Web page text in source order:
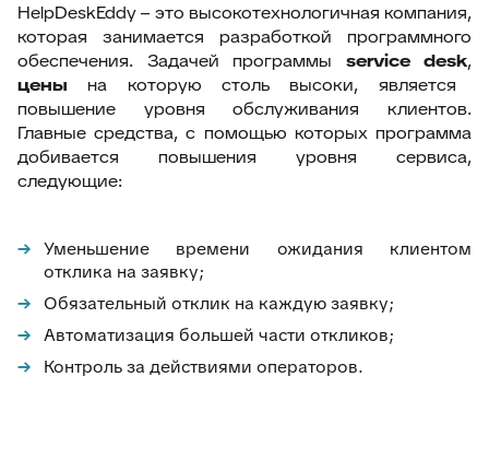
HelpDeskEddy – это высокотехнологичная компания,
которая занимается разработкой программного
обеспечения. Задачей программы service desk,
цены на которую столь высоки, является
повышение уровня обслуживания клиентов.
Главные средства, с помощью которых программа
добивается повышения уровня сервиса,
следующие:
Уменьшение времени ожидания клиентом
отклика на заявку;
Обязательный отклик на каждую заявку;
Автоматизация большей части откликов;
Контроль за действиями операторов.